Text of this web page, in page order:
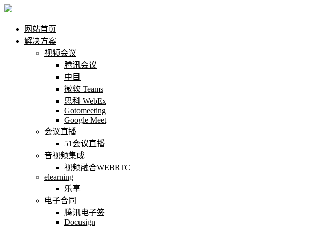
网站首页
解决方案
视频会议
腾讯会议
中目
微软 Teams
思科 WebEx
Gotomeeting
Google Meet
会议直播
51会议直播
音视频集成
视频融合WEBRTC
elearning
乐享
电子合同
腾讯电子签
Docusign